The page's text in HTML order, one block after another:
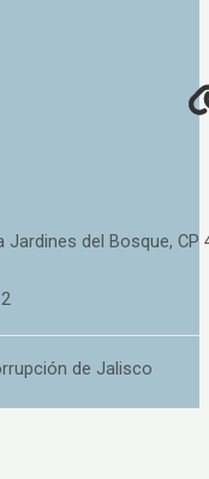
del Bosque, CP
de Jalisco